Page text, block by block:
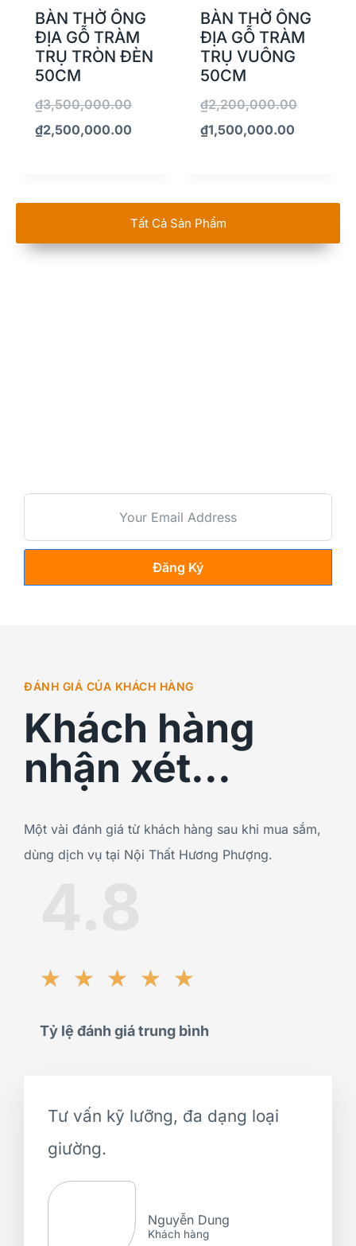
BÀN THỜ ÔNG
ĐỊA GỖ TRÀM
TRỤ TRÒN ĐÈN
50CM
₫3,500,000.00
₫2,500,000.00
BÀN THỜ ÔNG
ĐỊA GỖ TRÀM
TRỤ VUÔNG
50CM
₫2,200,000.00
₫1,500,000.00
Tất Cả Sản Phẩm
Đăng Ký
ĐÁNH GIÁ CỦA KHÁCH HÀNG
Khách hàng
nhận xét...
Một vài đánh giá từ khách hàng sau khi mua sắm,
dùng dịch vụ tại Nội Thất Hương Phượng.
★ ★ ★ ★ ★
Tỷ lệ đánh giá trung bình
Tư vấn kỹ lưỡng, đa dạng loại
giường.
Nguyễn Dung
Khách hàng